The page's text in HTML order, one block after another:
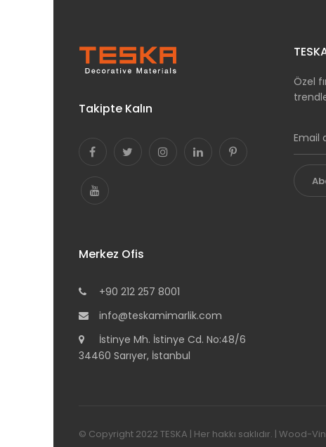
Takipte Kalın
Özel
Merkez Ofis
+90 212 257 8001
info@teskamimarlik.com
İstinye Mh. İstinye Cd. No:48/6
34460 Sarıyer, İstanbul
© Copyright 2022 TESKA | Her hakkı saklıdır. | Wood-